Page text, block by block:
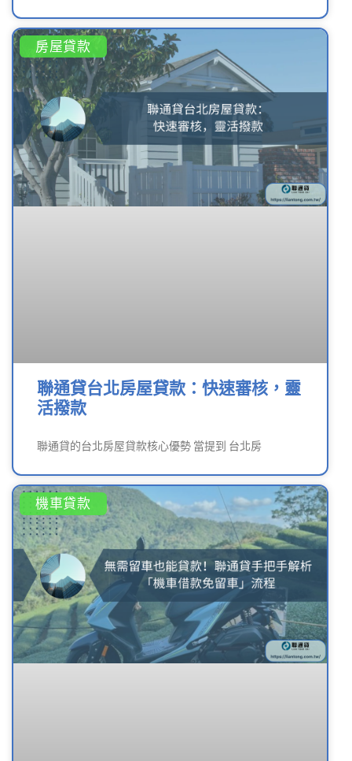
房屋貸款
聯通貸台北房屋貸款：快速審核，靈
活撥款
聯通貸的台北房屋貸款核心優勢 當提到 台北房
機車貸款